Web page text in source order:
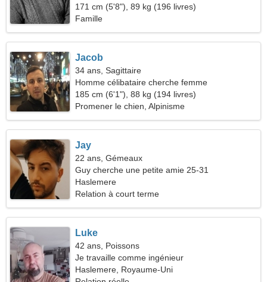
171 cm (5'8"), 89 kg (196 livres)
Famille
Jacob
34 ans, Sagittaire
Homme célibataire cherche femme
185 cm (6'1"), 88 kg (194 livres)
Promener le chien, Alpinisme
Jay
22 ans, Gémeaux
Guy cherche une petite amie 25-31
Haslemere
Relation à court terme
Luke
42 ans, Poissons
Je travaille comme ingénieur
Haslemere, Royaume-Uni